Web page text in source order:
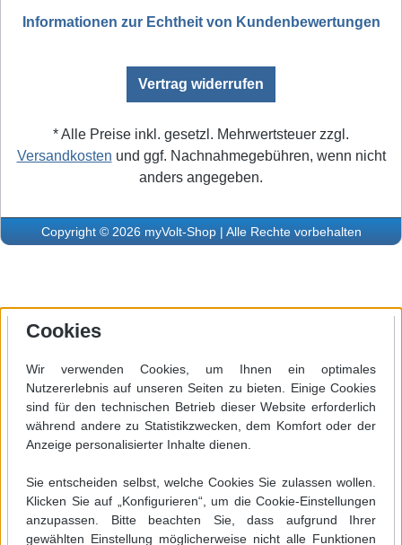
Informationen zur Echtheit von Kundenbewertungen
Vertrag widerrufen
* Alle Preise inkl. gesetzl. Mehrwertsteuer zzgl.
Versandkosten und ggf. Nachnahmegebühren, wenn nicht
anders angegeben.
Copyright © 2026 myVolt-Shop | Alle Rechte vorbehalten
Cookies
Wir verwenden Cookies, um Ihnen ein optimales
Nutzererlebnis auf unseren Seiten zu bieten. Einige Cookies
sind für den technischen Betrieb dieser Website erforderlich
während andere zu Statistikzwecken, dem Komfort oder der
Anzeige personalisierter Inhalte dienen.
Sie entscheiden selbst, welche Cookies Sie zulassen wollen.
Klicken Sie auf „Konfigurieren“, um die Cookie-Einstellungen
anzupassen. Bitte beachten Sie, dass aufgrund Ihrer
gewählten Einstellung möglicherweise nicht alle Funktionen